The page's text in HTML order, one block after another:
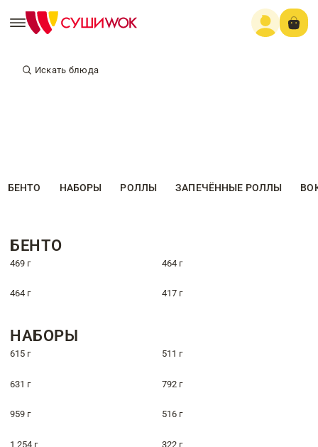
Искать блюда
БЕНТО НАБОРЫ РОЛЛЫ ЗАПЕЧЁННЫЕ РОЛЛЫ
БЕНТО
469 г 464 г
464 г 417 г
НАБОРЫ
615 г 511 г
631 г 792 г
959 г 516 г
1 254 г 322 г